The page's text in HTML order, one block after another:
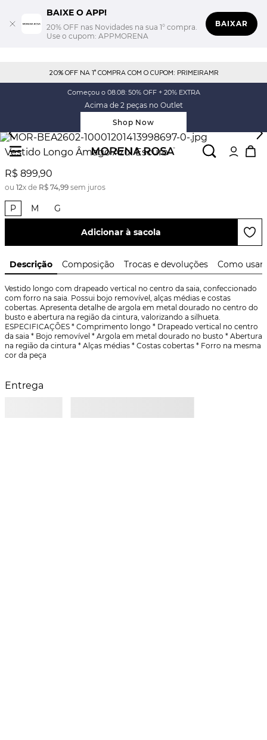
BAIXE O APP!
20% OFF nas Novidades na sua 1° compra.
Use o cupom: APPMORENA
BAIXAR
20% OFF NA 1° COMPRA COM O CUPOM: PRIMEIRAMR
Começou o 08.08: 50% OFF + 20% EXTRA
Acima de 2 peças no Outlet
Shop Now
Vestido Longo Âmago Azul Escuro
R$ 899,90
ou 12x de R$ 74,99 sem juros
P M G
Adicionar à sacola
Descrição Composição Trocas e devoluções Como usar
Vestido longo com drapeado vertical no centro da saia, confeccionado
com forro na saia. Possui bojo removível, alças médias e costas
cobertas. Apresenta detalhe de argola em metal dourado no centro do
busto e abertura na região da cintura, valorizando a silhueta.
ESPECIFICAÇÕES * Comprimento longo * Drapeado vertical no centro
da saia * Bojo removível * Argola em metal dourado no busto * Abertura
na região da cintura * Alças médias * Costas cobertas * Forro na mesma
cor da peça
Entrega